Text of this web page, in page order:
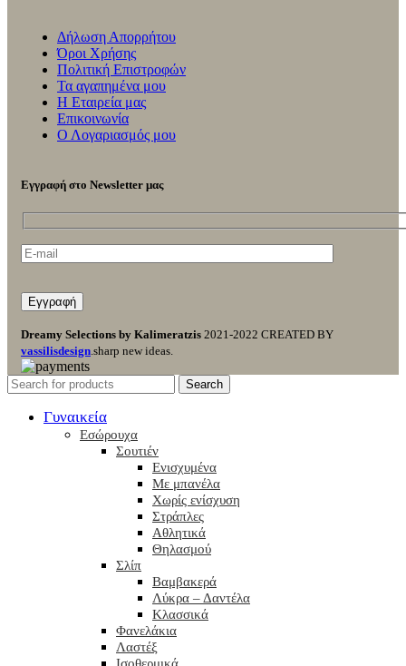
Δήλωση Απορρήτου
Όροι Χρήσης
Πολιτική Επιστροφών
Τα αγαπημένα μου
Η Εταιρεία μας
Επικοινωνία
Ο Λογαριασμός μου
Εγγραφή στο Newsletter μας
Dreamy Selections by Kalimeratzis 2021-2022 CREATED BY
vassilisdesign.sharp new ideas.
Search
Γυναικεία
Εσώρουχα
Σουτιέν
Ενισχυμένα
Με μπανέλα
Χωρίς ενίσχυση
Στράπλες
Αθλητικά
Θηλασμού
Σλίπ
Βαμβακερά
Λύκρα – Δαντέλα
Κλασσικά
Φανελάκια
Λαστέξ